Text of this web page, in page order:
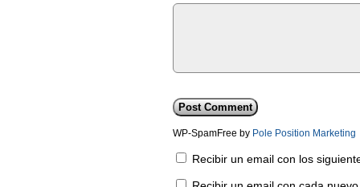
WP-SpamFree by Pole Position Marketing
Recibir un email con los